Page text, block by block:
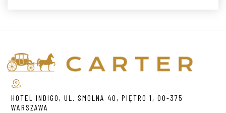
HOTEL INDIGO, UL. SMOLNA 40, PIĘTRO 1, 00-375
WARSZAWA